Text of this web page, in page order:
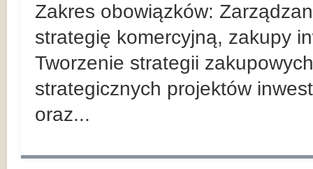
Zakres obowiązków:
strategię komercyjną, zakupy
Tworzenie strategii
strategicznych projektów
oraz...